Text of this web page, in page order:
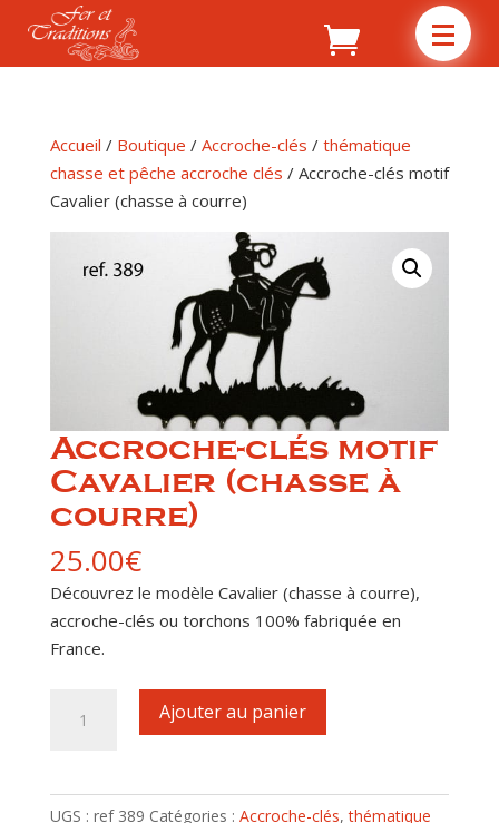
Accueil / Boutique / Accroche-clés / thématique
chasse et pêche accroche clés / Accroche-clés motif
Cavalier (chasse à courre)
Accroche-clés motif
Cavalier (chasse à
courre)
25.00€
Découvrez le modèle Cavalier (chasse à courre),
accroche-clés ou torchons 100% fabriquée en
France.
motif
Ajouter au panier
UGS : ref 389 Catégories : Accroche-clés,thématique